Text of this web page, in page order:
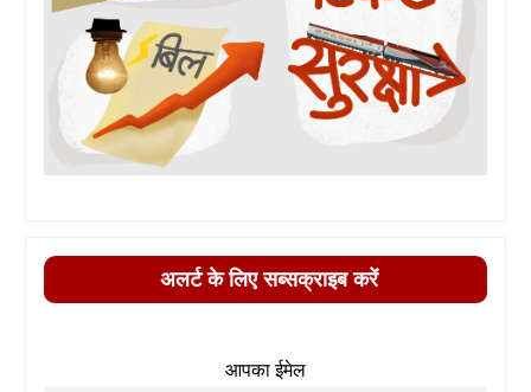
अलर्ट के लिए सब्सक्राइब करें
आपका ईमेल